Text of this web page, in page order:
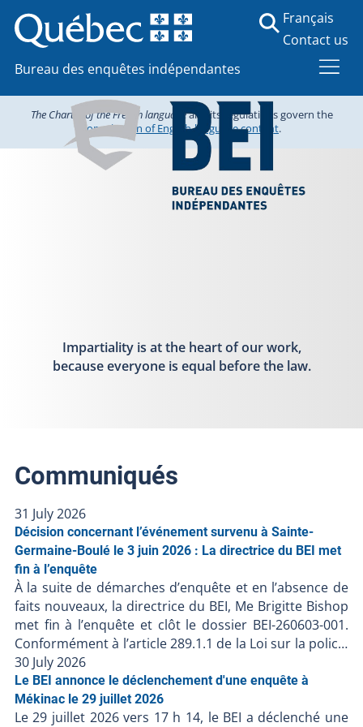
Bureau des enquêtes indépendantes
Français
Contact us
The Charter of the French languageand its regulations govern the
consultation of English-language content.
Impartiality is at the heart of our work,
because everyone is equal before the law.
Communiqués
31 July 2026
Décision concernant l’événement survenu à Sainte-
Germaine-Boulé le 3 juin 2026 : La directrice du BEI met
fin à l’enquête
À la suite de démarches d’enquête et en l’absence de
faits nouveaux, la directrice du BEI, Me Brigitte Bishop
met fin à l’enquête et clôt le dossier BEI-260603-001.
Conformément à l’article 289.1.1 de la Loi sur la police,
la directrice du BEI possède le pouvoir de mettre fin à
l’enquête si elle est convaincue que l’intervention
policière n’a pas contribué au décès ou à la blessure
grave. Les démarches d’enquêtes Heure de
30 July 2026
Le BEI annonce le déclenchement d'une enquête à
Mékinac le 29 juillet 2026
Le 29 juillet 2026 vers 17 h 14, le BEI a déclenché une